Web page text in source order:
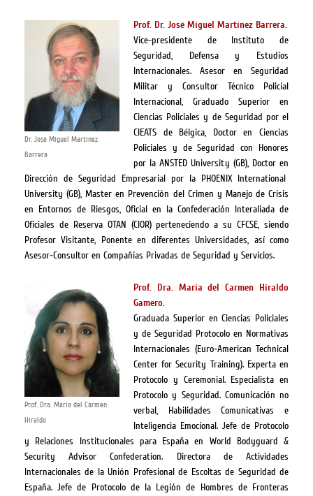
Dr. José Miguel Martínez
Barrera
Prof. Dr. José Miguel Martínez Barrera.
Vice-presidente de Instituto de
Seguridad, Defensa y Estudios
Internacionales. Asesor en Seguridad
Militar y Consultor Técnico Policial
Internacional, Graduado Superior en
Ciencias Policiales y de Seguridad por el
CIEATS de Bélgica, Doctor en Ciencias
Policiales y de Seguridad con Honores
por la ANSTED University (GB), Doctor en
Dirección de Seguridad Empresarial por la PHOENIX International
University (GB), Master en Prevención del Crimen y Manejo de Crisis
en Entornos de Riesgos, Oficial en la Confederación Interaliada de
Oficiales de Reserva OTAN (CIOR) perteneciendo a su CFCSE, siendo
Profesor Visitante, Ponente en diferentes Universidades, así como
Asesor-Consultor en Compañías Privadas de Seguridad y Servicios.
Prof. Dra. María del Carmen
Hiraldo
Prof. Dra. María del Carmen Hiraldo
Gamero.
Graduada Superior en Ciencias Policiales
y de Seguridad Protocolo en Normativas
Internacionales (Euro-American Technical
Center for Security Training). Experta en
Protocolo y Ceremonial. Especialista en
Protocolo y Seguridad. Comunicación no
verbal, Habilidades Comunicativas e
Inteligencia Emocional. Jefe de Protocolo
y Relaciones Institucionales para España en World Bodyguard &
Security Advisor Confederation. Directora de Actividades
Internacionales de la Unión Profesional de Escoltas de Seguridad de
España. Jefe de Protocolo de la Legión de Hombres de Fronteras